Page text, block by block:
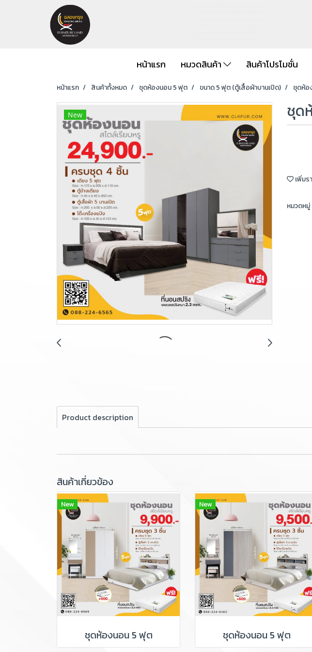
หน้าแรก หมวดสินค้า สินค้าโปรโมชั่น
หน้าแรก สินค้าทั้งหมด ชุดห้องนอน 5 ฟุต ขนาด 5 ฟุต (ตู้เสื้อผ้าบานเปิด) ชุดห้อ
New ชุด
เพิ่มร
หมวดหมู่
Product description
สินค้าเกี่ยวข้อง
New
ชุดห้องนอน 5 ฟุต
New
ชุดห้องนอน 5 ฟุต